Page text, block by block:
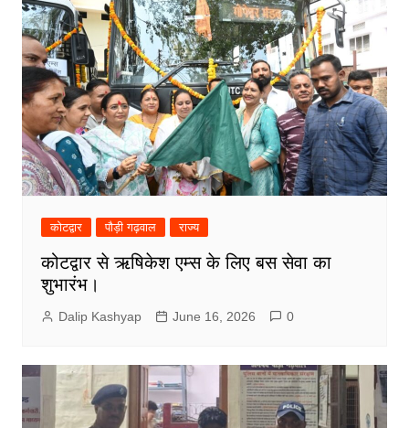
कोटद्वार पौड़ी गढ़वाल राज्य
कोटद्वार से ऋषिकेश एम्स के लिए बस सेवा का
शुभारंभ।
Dalip Kashyap June 16, 2026 0